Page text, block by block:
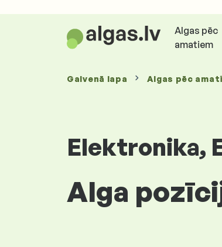
Algas pēc
amatiem
Galvenā lapa Algas pēc
Elektronika,
Alga